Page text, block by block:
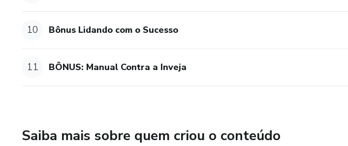
10 Bônus Lidando com o Sucesso
11 BÔNUS: Manual Contra a Inveja
Saiba mais sobre quem criou o conteúdo